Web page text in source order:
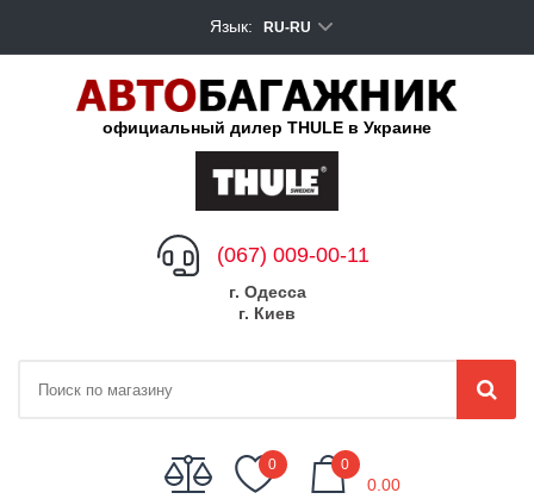
Язык: RU-RU
официальный дилер THULE в Украине
(067) 009-00-11
г. Одесса
г. Киев
0 0
0.00